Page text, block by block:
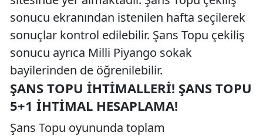
sonucu ekranından istenilen hafta seçilerek
sonuçlar kontrol edilebilir. Şans Topu çekiliş
sonucu ayrıca Milli Piyango sokak
bayilerinden de öğrenilebilir.
ŞANS TOPU İHTIMALLERI! ŞANS TOPU
5+1 İHTIMAL HESAPLAMA!
Şans Topu oyununda toplam